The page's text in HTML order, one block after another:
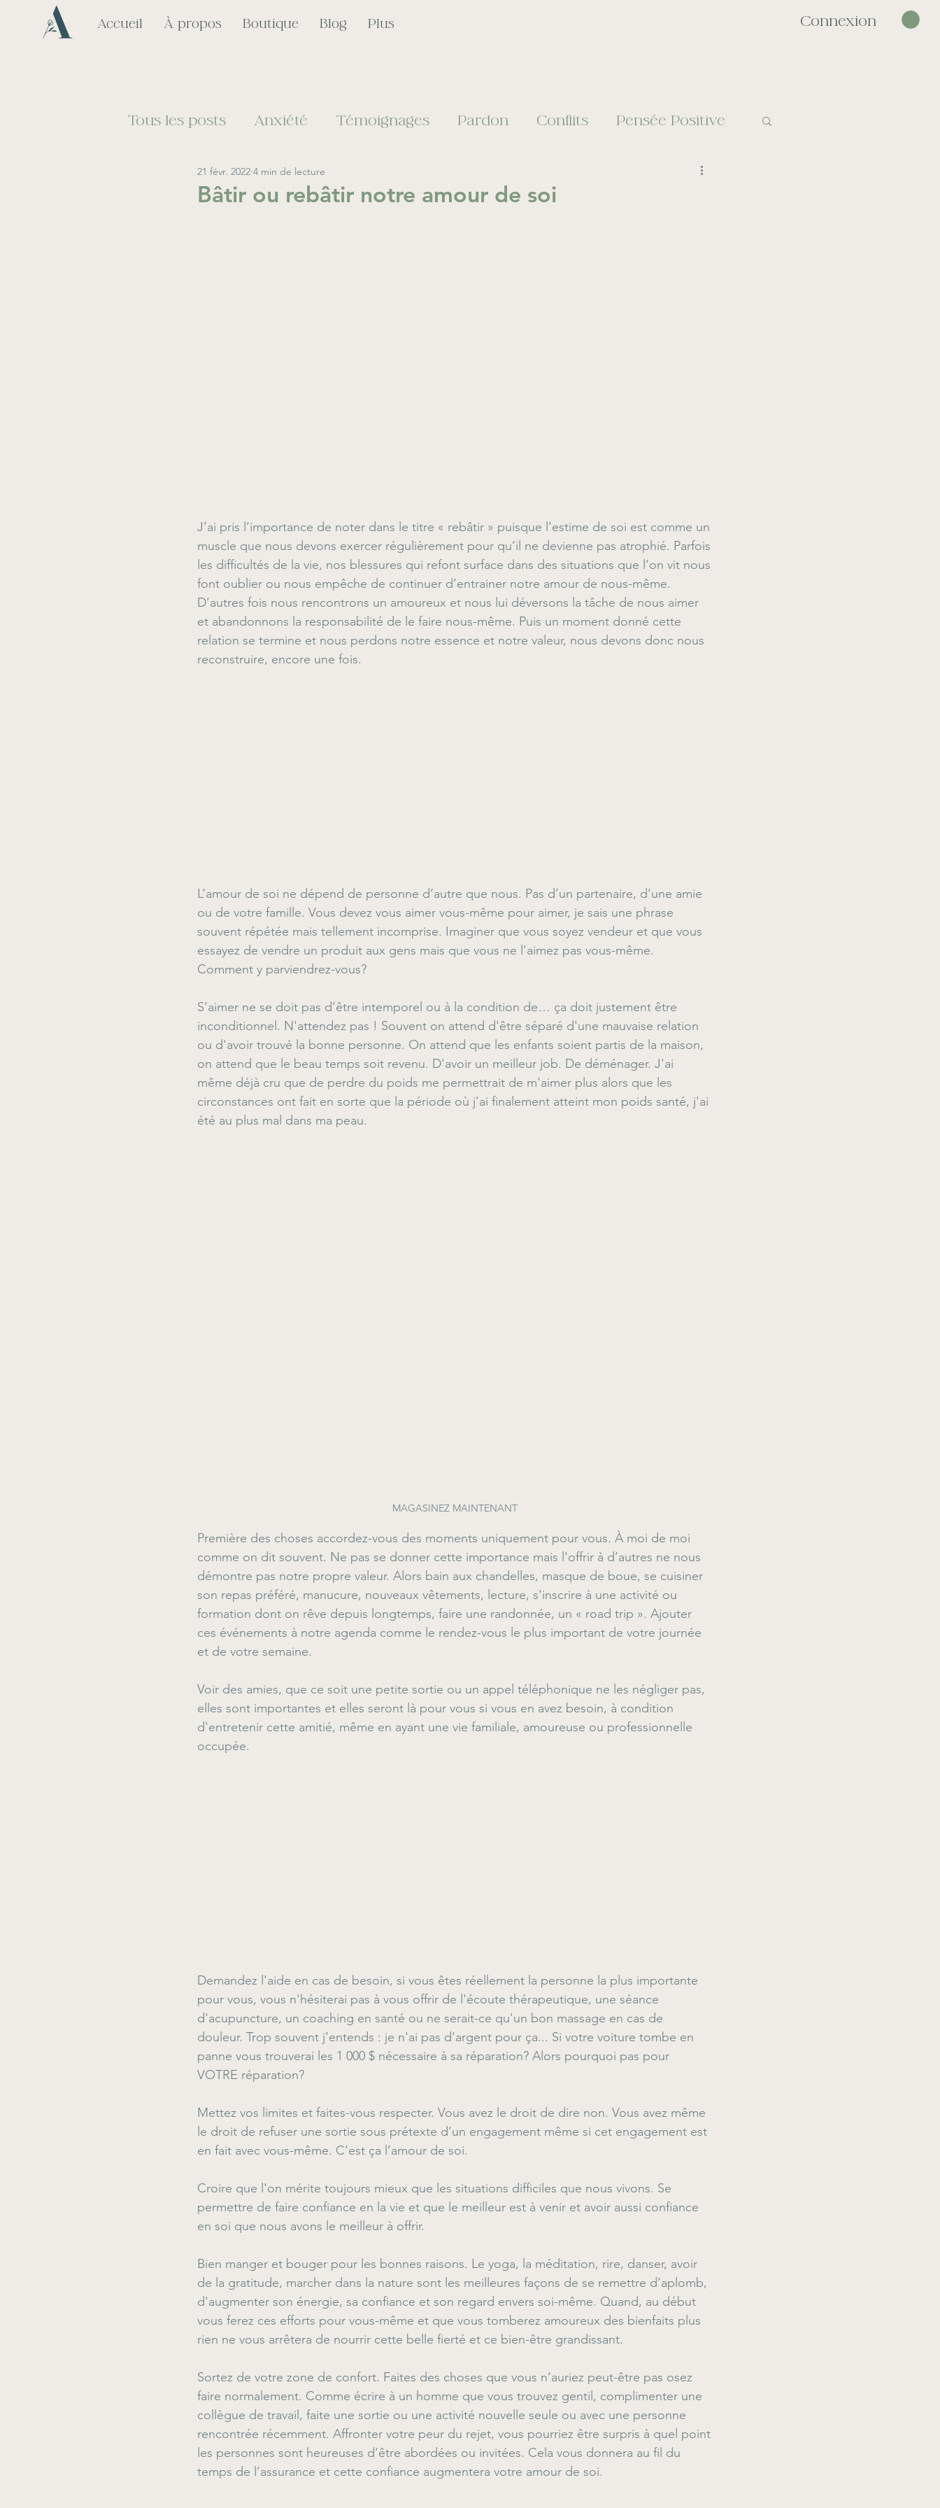
Accueil À propos Boutique Blog Plus Connexion
Tous les posts Anxiété Témoignages Pardon Conflits Pensée Positive
Médication Développement personnel
Bâtir ou rebâtir notre amour de soi
21 févr. 2022 4 min de lecture
J’ai pris l’importance de noter dans le titre « rebâtir » puisque l’estime de soi est comme un
muscle que nous devons exercer régulièrement pour qu’il ne devienne pas atrophié. Parfois
les difficultés de la vie, nos blessures qui refont surface dans des situations que l’on vit nous
font oublier ou nous empêche de continuer d’entrainer notre amour de nous-même.
D’autres fois nous rencontrons un amoureux et nous lui déversons la tâche de nous aimer
et abandonnons la responsabilité de le faire nous-même. Puis un moment donné cette
relation se termine et nous perdons notre essence et notre valeur, nous devons donc nous
reconstruire, encore une fois.
L’amour de soi ne dépend de personne d’autre que nous. Pas d’un partenaire, d’une amie
ou de votre famille. Vous devez vous aimer vous-même pour aimer, je sais une phrase
souvent répétée mais tellement incomprise. Imaginer que vous soyez vendeur et que vous
essayez de vendre un produit aux gens mais que vous ne l’aimez pas vous-même.
Comment y parviendrez-vous?
S’aimer ne se doit pas d’être intemporel ou à la condition de… ça doit justement être
inconditionnel. N'attendez pas ! Souvent on attend d'être séparé d'une mauvaise relation
ou d'avoir trouvé la bonne personne. On attend que les enfants soient partis de la maison,
on attend que le beau temps soit revenu. D'avoir un meilleur job. De déménager. J'ai
même déjà cru que de perdre du poids me permettrait de m'aimer plus alors que les
circonstances ont fait en sorte que la période où j'ai finalement atteint mon poids santé, j'ai
été au plus mal dans ma peau.
MAGASINEZ MAINTENANT
Première des choses accordez-vous des moments uniquement pour vous. À moi de moi
comme on dit souvent. Ne pas se donner cette importance mais l'offrir à d’autres ne nous
démontre pas notre propre valeur. Alors bain aux chandelles, masque de boue, se cuisiner
son repas préféré, manucure, nouveaux vêtements, lecture, s'inscrire à une activité ou
formation dont on rêve depuis longtemps, faire une randonnée, un « road trip ». Ajouter
ces événements à notre agenda comme le rendez-vous le plus important de votre journée
et de votre semaine.
Voir des amies, que ce soit une petite sortie ou un appel téléphonique ne les négliger pas,
elles sont importantes et elles seront là pour vous si vous en avez besoin, à condition
d'entretenir cette amitié, même en ayant une vie familiale, amoureuse ou professionnelle
occupée.
Demandez l'aide en cas de besoin, si vous êtes réellement la personne la plus importante
pour vous, vous n'hésiterai pas à vous offrir de l'écoute thérapeutique, une séance
d'acupuncture, un coaching en santé ou ne serait-ce qu'un bon massage en cas de
douleur. Trop souvent j’entends : je n'ai pas d'argent pour ça... Si votre voiture tombe en
panne vous trouverai les 1 000 $ nécessaire à sa réparation? Alors pourquoi pas pour
VOTRE réparation?
Mettez vos limites et faites-vous respecter. Vous avez le droit de dire non. Vous avez même
le droit de refuser une sortie sous prétexte d’un engagement même si cet engagement est
en fait avec vous-même. C’est ça l’amour de soi.
Croire que l'on mérite toujours mieux que les situations difficiles que nous vivons. Se
permettre de faire confiance en la vie et que le meilleur est à venir et avoir aussi confiance
en soi que nous avons le meilleur à offrir.
Bien manger et bouger pour les bonnes raisons. Le yoga, la méditation, rire, danser, avoir
de la gratitude, marcher dans la nature sont les meilleures façons de se remettre d’aplomb,
d'augmenter son énergie, sa confiance et son regard envers soi-même. Quand, au début
vous ferez ces efforts pour vous-même et que vous tomberez amoureux des bienfaits plus
rien ne vous arrêtera de nourrir cette belle fierté et ce bien-être grandissant.
Sortez de votre zone de confort. Faites des choses que vous n’auriez peut-être pas osez
faire normalement. Comme écrire à un homme que vous trouvez gentil, complimenter une
collègue de travail, faite une sortie ou une activité nouvelle seule ou avec une personne
rencontrée récemment. Affronter votre peur du rejet, vous pourriez être surpris à quel point
les personnes sont heureuses d’être abordées ou invitées. Cela vous donnera au fil du
temps de l’assurance et cette confiance augmentera votre amour de soi.